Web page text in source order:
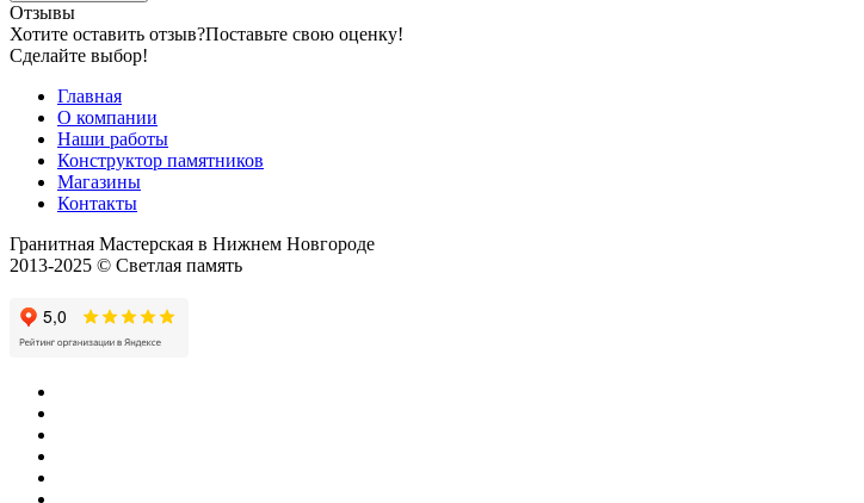
Отзывы
Хотите оставить отзыв?Поставьте свою оценку!
Сделайте выбор!
Главная
О компании
Наши работы
Конструктор памятников
Магазины
Контакты
Гранитная Мастерская в Нижнем Новгороде
2013-2025 © Светлая память